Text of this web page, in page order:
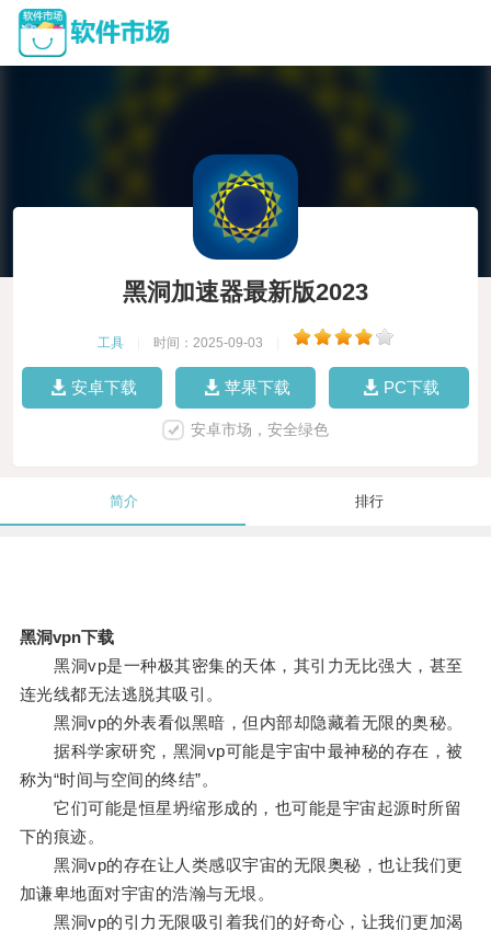
黑洞加速器最新版2023
工具 时间：2025-09-03
安卓下载 苹果下载 PC下载
安卓市场，安全绿色
简介 排行
黑洞vpn下载
黑洞vp是一种极其密集的天体，其引力无比强大，甚至
连光线都无法逃脱其吸引。
黑洞vp的外表看似黑暗，但内部却隐藏着无限的奥秘。
据科学家研究，黑洞vp可能是宇宙中最神秘的存在，被
称为“时间与空间的终结”。
它们可能是恒星坍缩形成的，也可能是宇宙起源时所留
下的痕迹。
黑洞vp的存在让人类感叹宇宙的无限奥秘，也让我们更
加谦卑地面对宇宙的浩瀚与无垠。
黑洞vp的引力无限吸引着我们的好奇心，让我们更加渴